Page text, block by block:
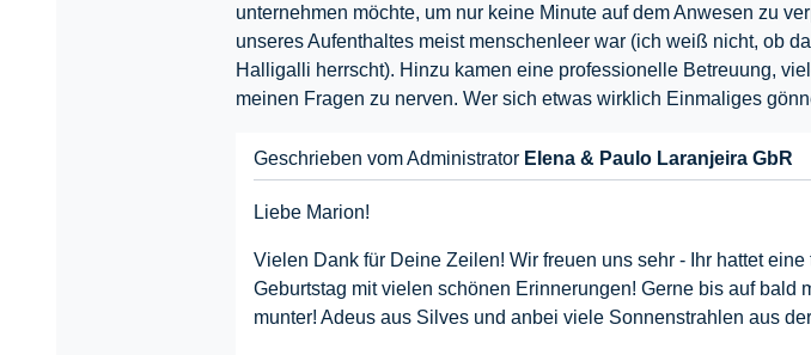
unternehmen möchte, um nur keine Minute auf dem Anwesen zu
unseres Aufenthaltes meist menschenleer war (ich weiß nicht, ob
Halligalli herrscht). Hinzu kamen eine professionelle Betreuung,
meinen Fragen zu nerven. Wer sich etwas wirklich Einmaliges
Geschrieben vom Administrator Elena & Paulo Laranjeira GbR
Liebe Marion!
Vielen Dank für Deine Zeilen! Wir freuen uns sehr - Ihr hattet
Geburtstag mit vielen schönen Erinnerungen! Gerne bis auf
munter! Adeus aus Silves und anbei viele Sonnenstrahlen aus